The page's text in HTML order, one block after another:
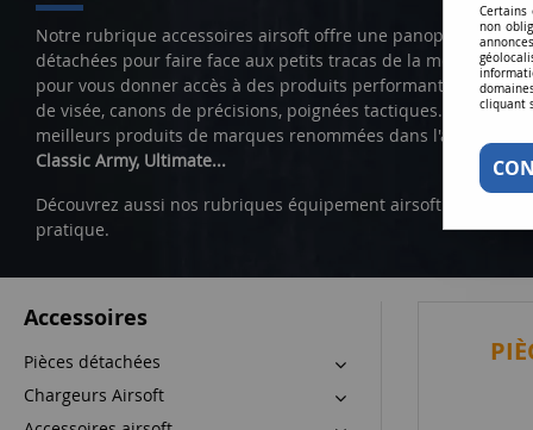
Notre rubrique accessoires airsoft offre une panoplie
détachées pour faire face aux petits tracas de la mécanique.
pour vous donner accès à des produits performants :
de visée, canons de précisions, poignées tactiques… Nous
meilleurs produits de marques renommées dans l'airsoft
Classic Army, Ultimate...
Découvrez aussi nos rubriques équipement airsoft et
pratique.
Accessoires
Pièces détachées
Chargeurs Airsoft
Certains
non
cliquant